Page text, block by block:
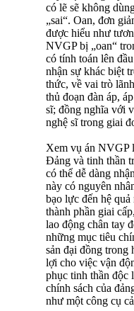
có lẽ sẽ không
„sai“. Oan, đơn
được hiểu như
NVGP bị „oan“
có tính toán lên
nhận sự khác biệt
thức, về vai trò
thủ đoạn đàn áp,
sĩ; đồng nghĩa với
nghệ sĩ trong giai
Xem vụ án NVGP
Đảng và tinh thần
có thể dễ dàng
này có nguyên
bạo lực đến hệ
thành phần giai
lao động chân tay
những mục tiêu
sản đại đồng trong
lợi cho việc vận
phục tinh thần độc
chính sách của
như một công cụ